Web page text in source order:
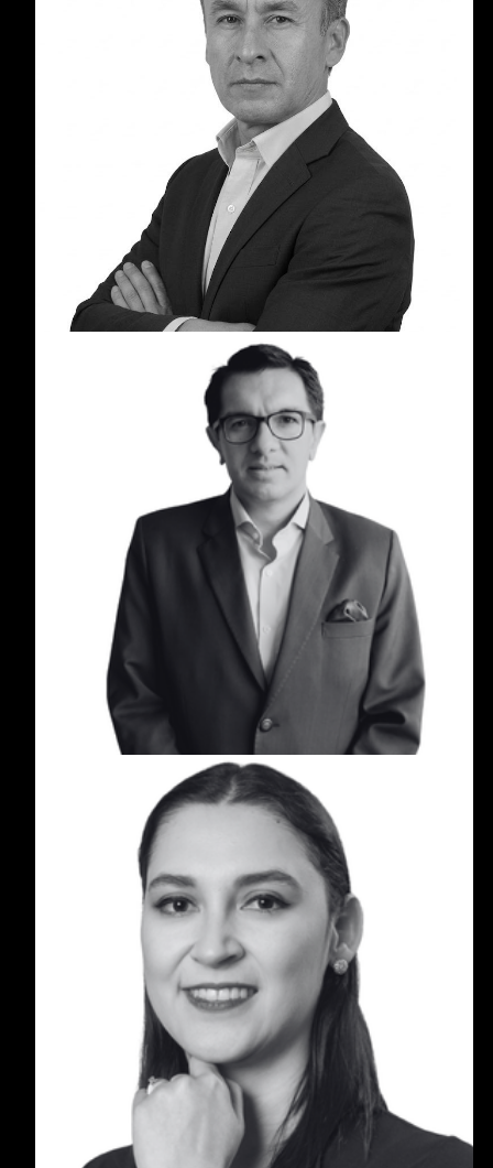
Eduardo Piraján
Eduardo Piraján Ovalle es consultor empresarial
y financiero con más de 20 años de experiencia
en estrategia corporativa, banca de inversión y
generación de valor. Es cofundador y managing
partner de Grandes Patrimonios.
Diego Parra Herrera
Diego Parra Herrera es experto en Gobierno
Corporativo y Gestión Patrimonial, con más de 20
años de experiencia asesorando grupos
empresariales en Estados Unidos y
Latinoamérica.
María José Giraldo Clavijo
María José Giraldo Clavijo es una profesional en
Negocios Internacionales e Ingeniería Industrial,
con más de 12 años de experiencia en finanzas
corporativas, gestión patrimonial y dirección
administrativa.